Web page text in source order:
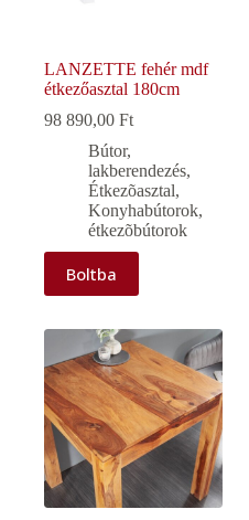
LANZETTE fehér mdf
étkezőasztal 180cm
98 890,00 Ft
Bútor,
lakberendezés,
Étkezõasztal,
Konyhabútorok,
étkezõbútorok
Boltba